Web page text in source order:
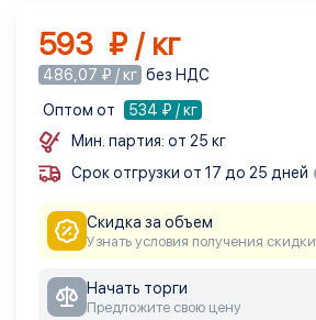
593 ₽ / кг
486,07 ₽ / кг без НДС
Оптом от
534 ₽ / кг
Мин. партия: от 25 кг
Срок отгрузки от 17 до 25 дней
Скидка за объем
Узнать условия получения скидки
Начать торги
Предложите свою цену